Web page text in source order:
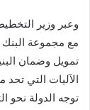
وعبر وزير
مع مجموعة البنك
تمويل وضمان
الآليات التي
توجه الدولة نحو